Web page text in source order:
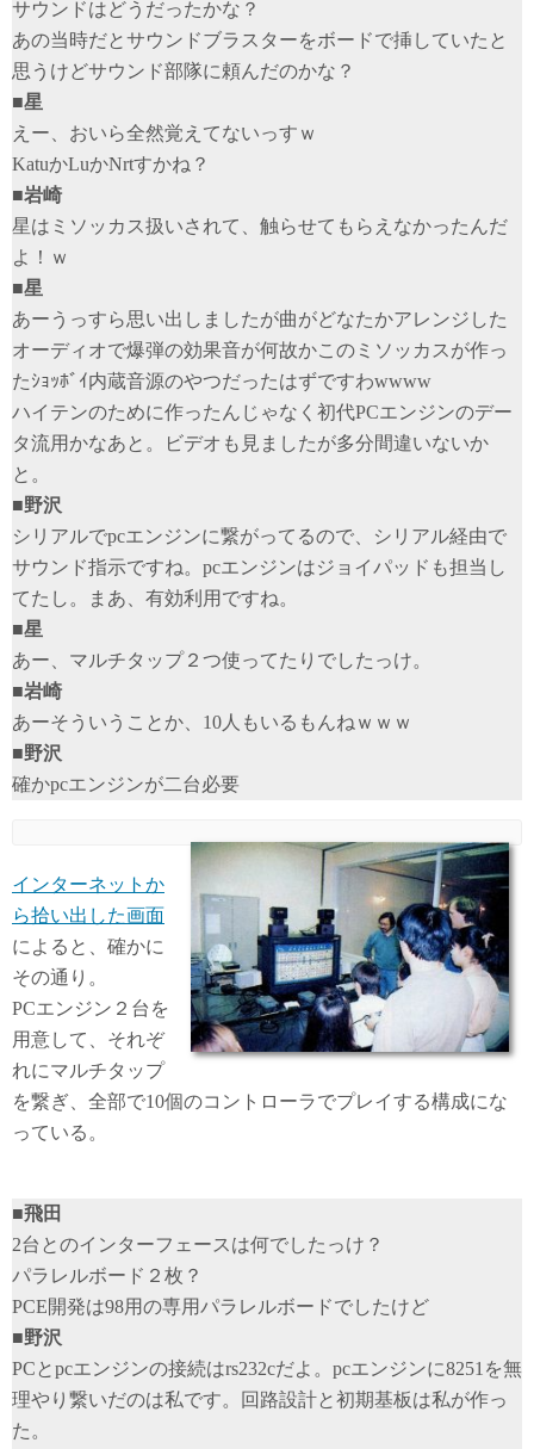
サウンドはどうだったかな？
あの当時だとサウンドブラスターをボードで挿していたと
思うけどサウンド部隊に頼んだのかな？
■星
えー、おいら全然覚えてないっすｗ
KatuかLuかNrtすかね？
■岩崎
星はミソッカス扱いされて、触らせてもらえなかったんだ
よ！ｗ
■星
あーうっすら思い出しましたが曲がどなたかアレンジした
オーディオで爆弾の効果音が何故かこのミソッカスが作っ
たｼｮｯﾎﾞｲ内蔵音源のやつだったはずですわwwww
ハイテンのために作ったんじゃなく初代PCエンジンのデー
タ流用かなあと。ビデオも見ましたが多分間違いないか
と。
■野沢
シリアルでpcエンジンに繋がってるので、シリアル経由で
サウンド指示ですね。pcエンジンはジョイパッドも担当し
てたし。まあ、有効利用ですね。
■星
あー、マルチタップ２つ使ってたりでしたっけ。
■岩崎
あーそういうことか、10人もいるもんねｗｗｗ
■野沢
確かpcエンジンが二台必要
インターネットか
ら拾い出した画面
によると、確かに
その通り。
PCエンジン２台を
用意して、それぞ
れにマルチタップ
を繋ぎ、全部で10個のコントローラでプレイする構成にな
っている。
■飛田
2台とのインターフェースは何でしたっけ？
パラレルボード２枚？
PCE開発は98用の専用パラレルボードでしたけど
■野沢
PCとpcエンジンの接続はrs232cだよ。pcエンジンに8251を無
理やり繋いだのは私です。回路設計と初期基板は私が作っ
た。